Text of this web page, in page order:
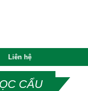
Liên hệ
CẨU